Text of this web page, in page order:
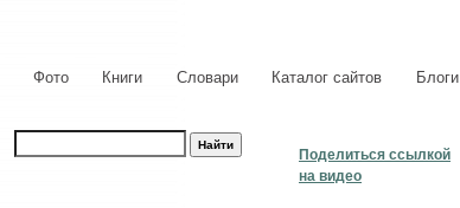
Фото Книги Словари Каталог сайтов Блоги
Поделиться ссылкой
на видео